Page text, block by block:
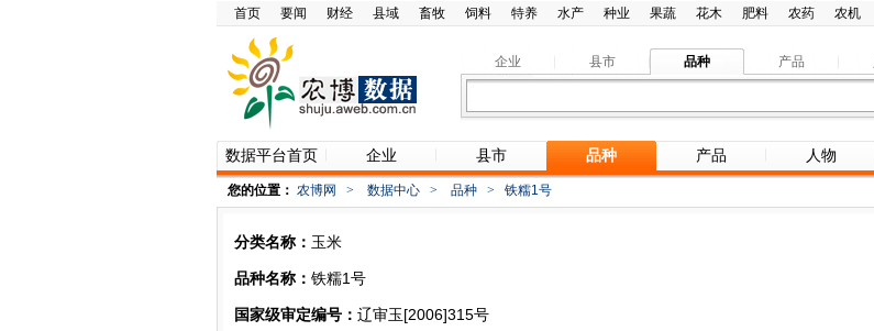
首页 要闻 财经 县域 畜牧 饲料 特养 水产 种业 果蔬 花木 肥料 农药 农机
企业 县市 品种 产品
数据平台首页 企业 县市 品种 产品 人物
您的位置： 农博网 > 数据中心 > 品种 > 铁糯1号
分类名称： 玉米
品种名称： 铁糯1号
国家级审定编号： 辽审玉[2006]315号